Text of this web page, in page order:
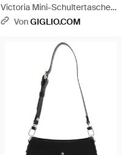
Victoria Mini-Schultertasche
Aus Saffiano-Leder Mit Orb-
VonGIGLIO.COM